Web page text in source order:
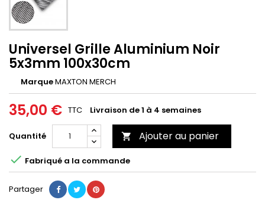
Universel Grille Aluminium Noir
5x3mm 100x30cm
MarqueMAXTON MERCH
35,00 € TTC Livraison de 1 à 4 semaines
Quantité  Ajouter au panier
 Fabriqué a la commande
Partager